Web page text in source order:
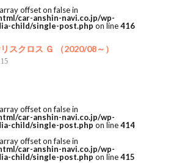
offset on false in
car-anshin-navi.co.jp/wp-
child/single-post.php on line416
スクロス Ｇ （2020/08～）
offset on false in
car-anshin-navi.co.jp/wp-
child/single-post.php on line414
offset on false in
car-anshin-navi.co.jp/wp-
child/single-post.php on line415